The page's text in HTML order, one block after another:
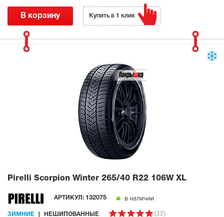
В корзину Купить в 1 клик
Pirelli Scorpion Winter 265/40 R22 106W XL
АРТИКУЛ: 132075 в наличии
ЗИМНИЕ НЕШИПОВАННЫЕ (12)